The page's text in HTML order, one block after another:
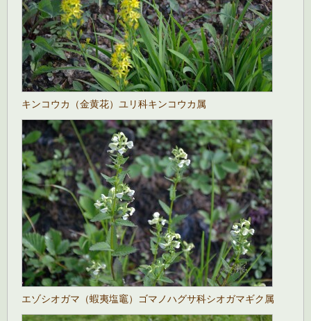
キンコウカ（金黄花）ユリ科キンコウカ属
エゾシオガマ（蝦夷塩竈）ゴマノハグサ科シオガマギク属